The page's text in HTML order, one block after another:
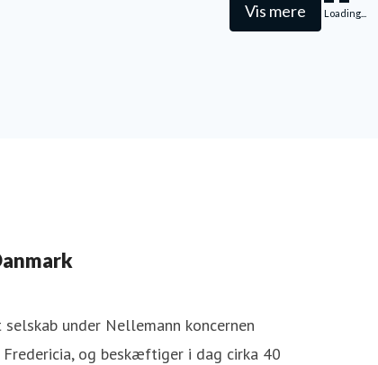
Vis mere Loading...
under Nellemann koncernen
og beskæftiger i dag cirka 40